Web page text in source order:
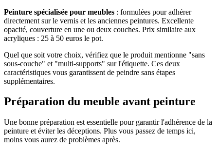
Peinture spécialisée pour meubles : formulées pour adhérer
directement sur le vernis et les anciennes peintures. Excellente
opacité, couverture en une ou deux couches. Prix similaire aux
acryliques : 25 à 50 euros le pot.
Quel que soit votre choix, vérifiez que le produit mentionne "sans
sous-couche" et "multi-supports" sur l'étiquette. Ces deux
caractéristiques vous garantissent de peindre sans étapes
supplémentaires.
Préparation du meuble avant peinture
Une bonne préparation est essentielle pour garantir l'adhérence de la
peinture et éviter les déceptions. Plus vous passez de temps ici,
moins vous aurez de problèmes après.